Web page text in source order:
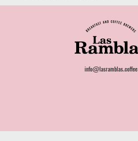
info@lasramblas.coffee